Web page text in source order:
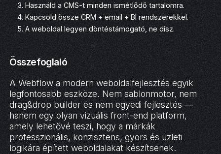
Használd a CMS-t minden ismétlődő tartalomra.
Kapcsold össze CRM + email + BI rendszerekkel.
A weboldal legyen döntéstámogató, ne dísz.
Összefoglaló
A Webflow a modern weboldalfejlesztés egyik
legfontosabb eszköze. Nem sablonmotor, nem
drag&drop builder és nem egyedi fejlesztés —
hanem egy olyan vizuális front-end platform,
amely lehetővé teszi, hogy a márkák
professzionális, konzisztens, gyors és üzleti
logikára épített weboldalakat készítsenek.